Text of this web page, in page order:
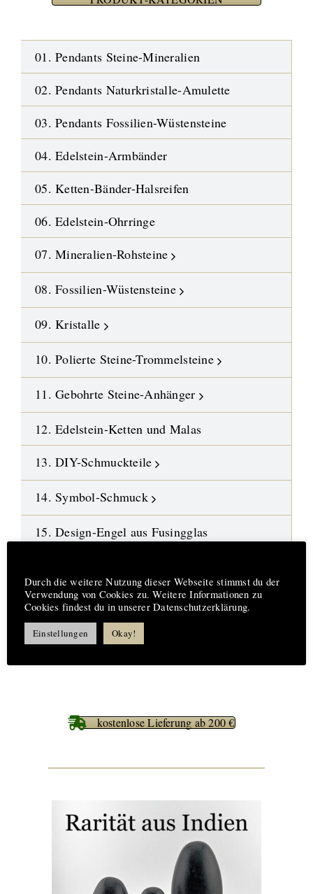
01. Pendants Steine-Mineralien
02. Pendants Naturkristalle-Amulette
03. Pendants Fossilien-Wüstensteine
04. Edelstein-Armbänder
05. Ketten-Bänder-Halsreifen
06. Edelstein-Ohrringe
07. Mineralien-Rohsteine
08. Fossilien-Wüstensteine
09. Kristalle
10. Polierte Steine-Trommelsteine
11. Gebohrte Steine-Anhänger
12. Edelstein-Ketten und Malas
13. DIY-Schmuckteile
14. Symbol-Schmuck
15. Design-Engel aus Fusingglas
17. Aufträge-Reparaturen
18. %%% Best Deals
kostenlose Lieferung ab 200 €
Durch die weitere Nutzung dieser Webseite stimmst du der
Verwendung von Cookies zu. Weitere Informationen zu
Cookies findest du in unserer Datenschutzerklärung.
Einstellungen Okay!